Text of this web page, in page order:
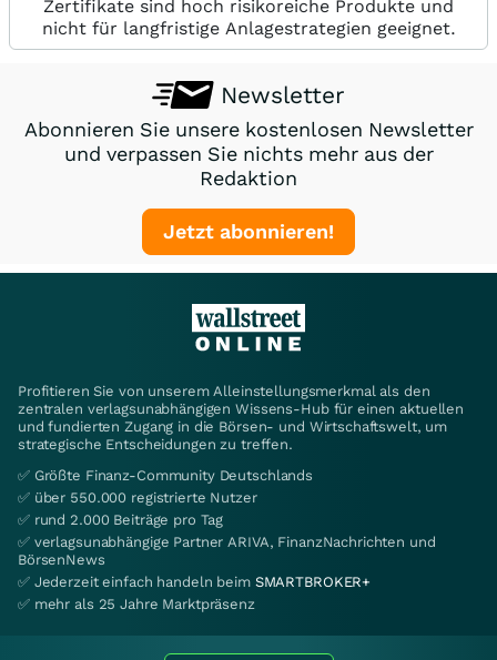
Zertifikate sind hoch risikoreiche Produkte und
nicht für langfristige Anlagestrategien geeignet.
Newsletter
Abonnieren Sie unsere kostenlosen Newsletter
und verpassen Sie nichts mehr aus der
Redaktion
Jetzt abonnieren!
Profitieren Sie von unserem Alleinstellungsmerkmal als den
zentralen verlagsunabhängigen Wissens-Hub für einen aktuellen
und fundierten Zugang in die Börsen- und Wirtschaftswelt, um
strategische Entscheidungen zu treffen.
✅ Größte Finanz-Community Deutschlands
✅ über 550.000 registrierte Nutzer
✅ rund 2.000 Beiträge pro Tag
✅ verlagsunabhängige Partner ARIVA, FinanzNachrichten und
BörsenNews
✅ Jederzeit einfach handeln beim SMARTBROKER+
✅ mehr als 25 Jahre Marktpräsenz